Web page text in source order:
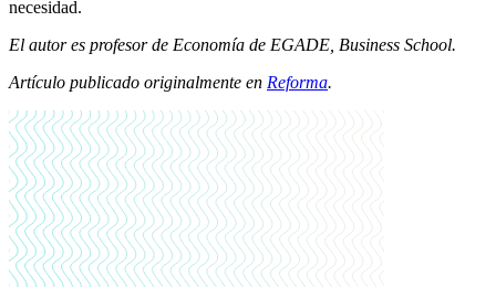
necesidad.
El autor es profesor de Economía de EGADE, Business School.
Artículo publicado originalmente en Reforma.